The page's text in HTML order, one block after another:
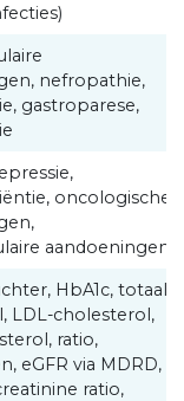
nefropathie,
gastroparese,
oncologische
aandoeningen
HbA1c, totaal
LDL-cholesterol,
ratio,
eGFR via MDRD,
ratio,